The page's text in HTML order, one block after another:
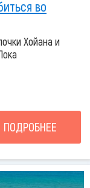
во
Хойана и
ПОДРОБНЕЕ